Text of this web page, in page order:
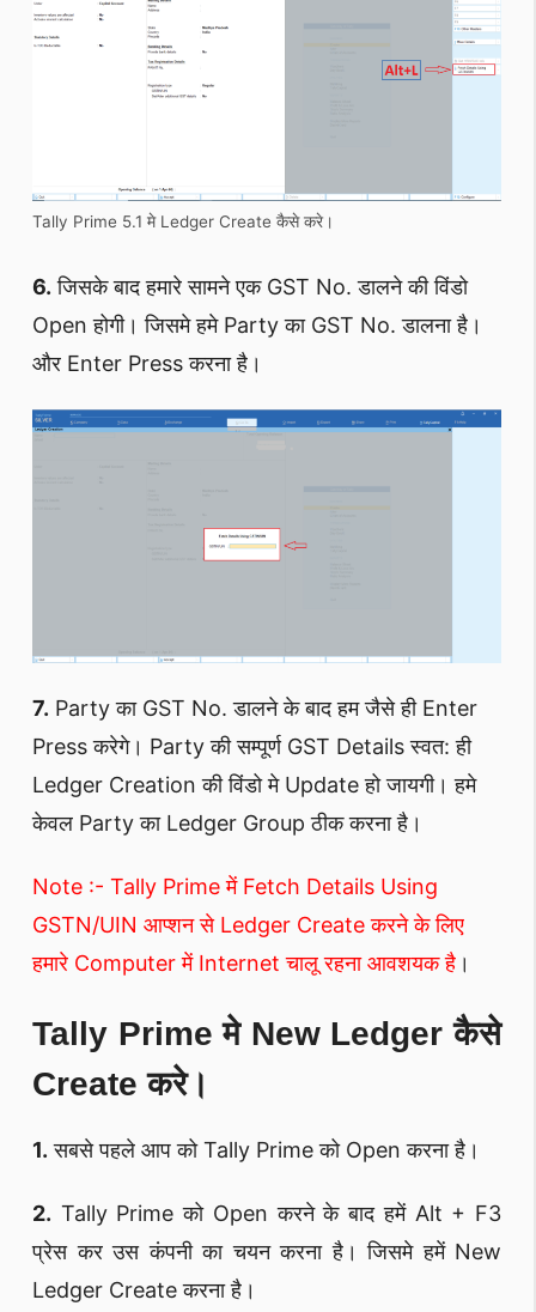
Tally Prime 5.1 मे Ledger Create कैसे करे।
6. जिसके बाद हमारे सामने एक GST No. डालने की विंडो
Open होगी। जिसमे हमे Party का GST No. डालना है।
और Enter Press करना है।
7. Party का GST No. डालने के बाद हम जैसे ही Enter
Press करेगे। Party की सम्पूर्ण GST Details स्वत: ही
Ledger Creation की विंडो मे Update हो जायगी। हमे
केवल Party का Ledger Group ठीक करना है।
Note :- Tally Prime में Fetch Details Using
GSTN/UIN आप्शन से Ledger Create करने के लिए
हमारे Computer में Internet चालू रहना आवशयक है ।
Tally Prime मे New Ledger कैसे
Create करे।
1. सबसे पहले आप को Tally Prime को Open करना है।
2. Tally Prime को Open करने के बाद हमें Alt + F3
प्रेस कर उस कंपनी का चयन करना है। जिसमे हमें New
Ledger Create करना है।